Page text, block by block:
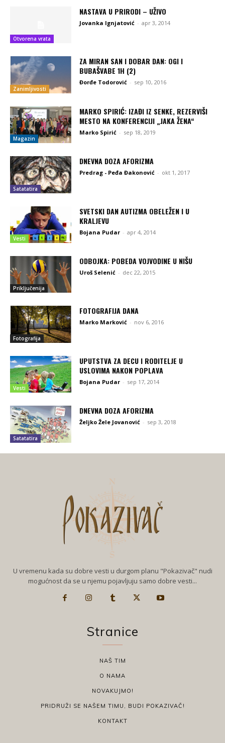
Otvorena vrata
NASTAVA U PRIRODI – UŽIVO
Jovanka Ignjatović - apr 3, 2014
Zanimljivosti
ZA MIRAN SAN I DOBAR DAN: OGI I
BUBAŠVABE 1H (2)
Đorđe Todorović - sep 10, 2016
Magazin
MARKO SPIRIĆ: IZAĐI IZ SENKE, REZERVIŠI
MESTO NA KONFERENCIJI „JAKA ŽENA“
Marko Spirić - sep 18, 2019
Satatatira
DNEVNA DOZA AFORIZMA
Predrag - Peđa Đakonović - okt 1, 2017
Vesti
SVETSKI DAN AUTIZMA OBELEŽEN I U
KRALJEVU
Bojana Pudar - apr 4, 2014
Priključenija
ODBOJKA: POBEDA VOJVODINE U NIŠU
Uroš Selenić - dec 22, 2015
Fotografija
FOTOGRAFIJA DANA
Marko Marković - nov 6, 2016
Vesti
UPUTSTVA ZA DECU I RODITELJE U
USLOVIMA NAKON POPLAVA
Bojana Pudar - sep 17, 2014
Satatatira
DNEVNA DOZA AFORIZMA
Željko Žele Jovanović - sep 3, 2018
U vremenu kada su dobre vesti u durgom planu "Pokazivač" nudi
mogućnost da se u njemu pojavljuju samo dobre vesti...
Stranice
NAŠ TIM
O NAMA
NOVAKUJMO!
PRIDRUŽI SE NAŠEM TIMU, BUDI POKAZIVAČ!
KONTAKT